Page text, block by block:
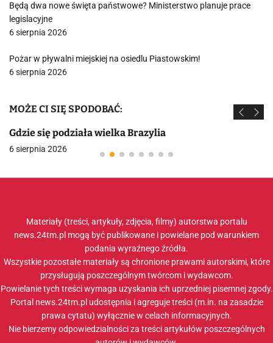
Będą dwa nowe święta państwowe? Ministerstwo planuje prace
legislacyjne
6 sierpnia 2026
Pożar w pływalni miejskiej na osiedlu Piastowskim!
6 sierpnia 2026
MOŻE CI SIĘ SPODOBAĆ:
Gdzie się podziała wielka Brazylia
6 sierpnia 2026
Materiały (treści, artykuły, zdjęcia, filmy) autorstwa portalu
news.24tm.pl mogą być publikowane i powielane pod warunkiem
podania wyraźnego źródła.
Wszystkie pozostałe materiały są chronione prawami autorskimi, które
przysługują poszczególnym twórcom i wydawcom.
Powielanie tych treści wymaga uzyskania ich uprzedniej pisemnej zgody.
Portal news.24tm.pl udostępnia i agreguje treści (m.in. na zasadzie
prawa cytatu) wyłącznie w celach informacyjnych.
Nie bierzemy odpowiedzialności za treści artykułów poszczególnych